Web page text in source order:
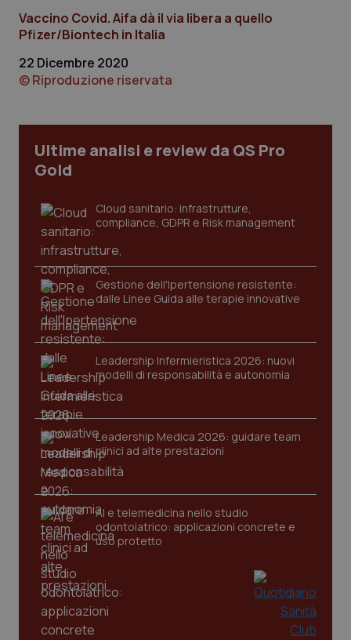
Vaccino Covid. Aifa dà il via libera a quello
Pfizer/Biontech in Italia
22 Dicembre 2020
© Riproduzione riservata
Ultime analisi e review da QS Pro
Gold
Cloud sanitario: infrastrutture,
compliance, GDPR e Risk management
Gestione dell'Ipertensione resistente:
dalle Linee Guida alle terapie innovative
Leadership Infermieristica 2026: nuovi
modelli di responsabilità e autonomia
Leadership Medica 2026: guidare team
clinici ad alte prestazioni
AI e telemedicina nello studio
odontoiatrico: applicazioni concrete e
uso protetto